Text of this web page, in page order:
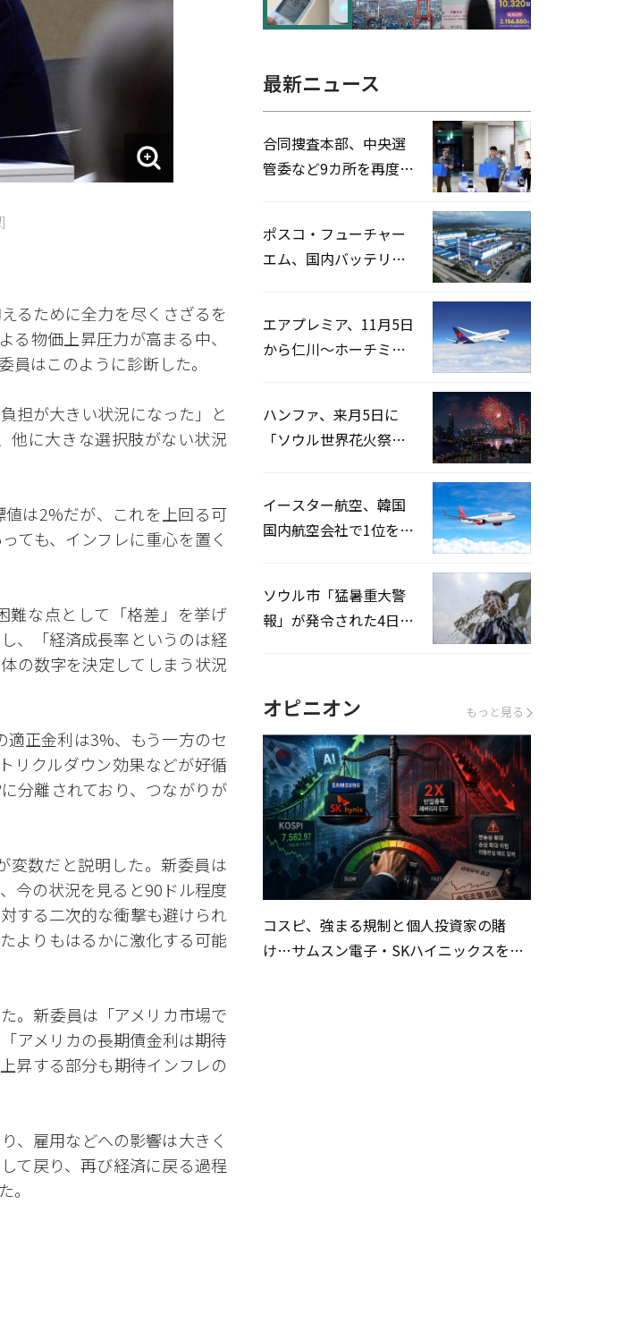
るために全力を尽くさざるを
物価上昇圧力が高まる中、
はこのように診断した。
担が大きい状況になった」と
他に大きな選択肢がない状況
は2%だが、これを上回る可
ても、インフレに重心を置く
難な点として「格差」を挙げ
、「経済成長率というのは経
の数字を決定してしまう状況
正金利は3%、もう一方のセ
リクルダウン効果などが好循
分離されており、つながりが
変数だと説明した。新委員は
今の状況を見ると90ドル程度
する二次的な衝撃も避けられ
よりもはるかに激化する可能
。新委員は「アメリカ市場で
アメリカの長期債金利は期待
昇する部分も期待インフレの
、雇用などへの影響は大きく
て戻り、再び経済に戻る過程
検
最新ニュース
合同捜査本部、中央選
管委など9カ所を再度家
ポスコ・フューチャー
エム、国内バッテリー
エアプレミア、11月5日
から仁川〜ホーチミン
ハンファ、来月5日に
「ソウル世界花火祭り
イースター航空、韓国
国内航空会社で1位を記
ソウル市「猛暑重大警
報」が発令された4日、
オピニオン もっと見る
コスピ、強まる規制と個人投資家の賭
け…サムスン電子・SKハイニックスを巡